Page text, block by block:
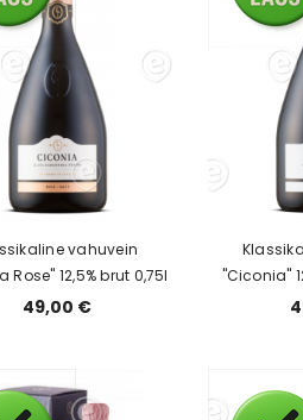
vahuvein
Rose" 12,5% brut 0,75l
49,00 €
"Ciconia"